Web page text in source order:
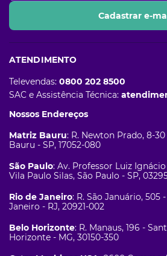
Cadastrar e-
ATENDIMENTO
Televendas: 0800 202 8500
SAC e Assistência Técnica:
Nossos Endereços
Matriz Bauru: R. Newton Prado, 8-
Bauru - SP, 17052-080
São Paulo: Av. Professor Luiz
Vila Paulo Silas, São Paulo - SP,
Rio de Janeiro: R. São Januário, 505
Janeiro - RJ, 20921-002
Belo Horizonte: R. Manaus, 196 -
Horizonte - MG, 30150-350